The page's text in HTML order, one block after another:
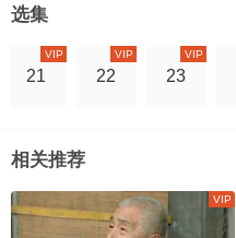
选集
21
VIP
22
VIP
23
VIP
相关推荐